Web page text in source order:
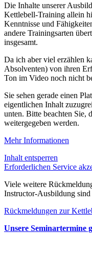
Die Inhalte unserer
Kettlebell-Training allein
Kenntnisse und
andere Trainingsarten
insgesamt.
Da ich aber viel erzählen
Absolventen) von ihren
Ton im Video noch nicht
Sie sehen gerade einen
eigentlichen Inhalt
unten. Bitte beachten Sie,
weitergegeben werden.
Mehr Informationen
Inhalt entsperren
Erforderlichen Service
Viele weitere
Instructor-Ausbildung
Rückmeldungen zur
Unsere Seminartermine